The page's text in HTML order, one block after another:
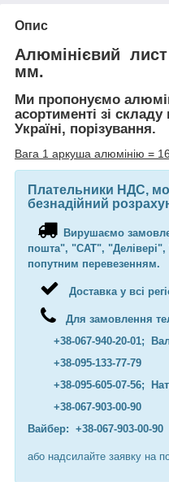
Опис
Алюмінієвий
мм.
Ми пропонуємо
асортименті зі
Україні, порізування.
Вага 1 аркуша алюмінію =
Плательники НДС,
безнадійний
Вирушаємо
пошта", "САТ", "Делівері",
попутним перевезенням.
Доставка у всі
Для замовлення
+38-067-940-20-01;
+38-095-133-77-79
+38-095-605-07-56;
+38-067-903-00-90
Вайбер: +38-067-903-00-90
або надсилайте заявку на